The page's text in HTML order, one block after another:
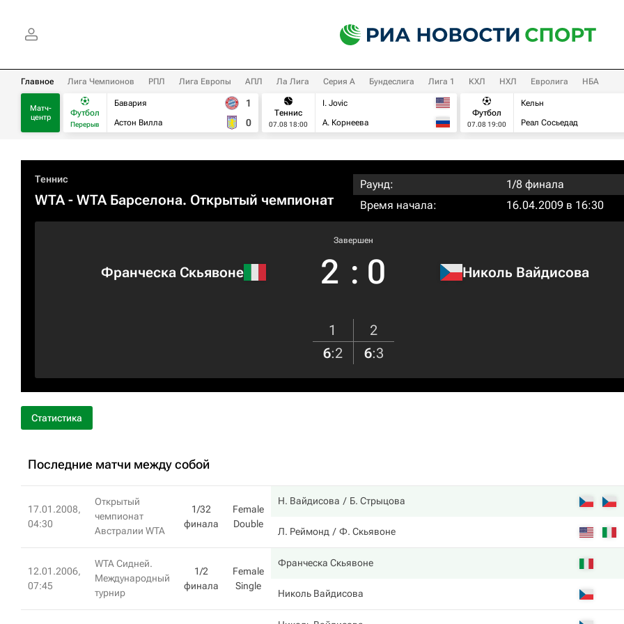
Главное Лига Чемпионов РПЛ Лига Европы АПЛ Ла Лига Серия А Бундеслига Лига 1 КХЛ НХЛ Евролига НБА
Матч-
центр
Футбол
Перерыв
Бавария
Астон Вилла
1
0
Теннис
07.08 18:00
I. Jovic
А. Корнеева
Футбол
07.08 19:00
Кельн
Реал Сосьедад
Теннис
WTA- WTA Барселона. Открытый чемпионат
Раунд:
1/8 финала
Время начала:
16.04.2009 в 16:30
Франческа Скьявоне
Завершен
2 : 0 Николь Вайдисова
1
2
6:2 6:3
Статистика
Последние матчи между собой
17.01.2008,
04:30
Открытый
чемпионат
Австралии WTA
1/32
финала
Female
Double
Н. Вайдисова Б. Стрыцова
Л. Реймонд Ф. Скьявоне
12.01.2006,
07:45
WTA Сидней.
Международный
турнир
1/2
финала
Female
Single
Франческа Скьявоне
Николь Вайдисова